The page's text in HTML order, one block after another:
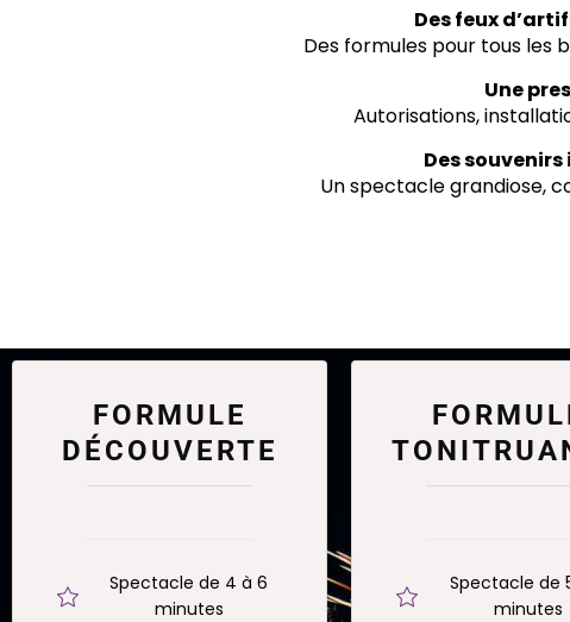
Des feux
Des formules pour tous les
Une
Autorisations,
Des
Un spectacle grandiose,
FORMULE
DÉCOUVERTE
Spectacle de 4 à 6
minutes
Spectacle de
minutes